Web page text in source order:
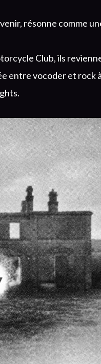
résonne comme
Club, ils
entre vocoder et rock